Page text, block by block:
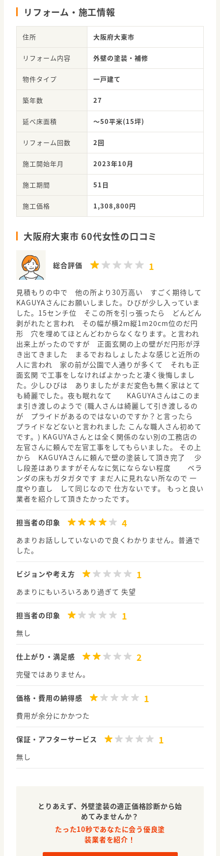
リフォーム・施工情報
住所 大阪府大東市
リフォーム内容 外壁の塗装・補修
物件タイプ 一戸建て
築年数 27
延べ床面積 ～50平米(15坪)
リフォーム回数 2回
施工開始年月 2023年10月
施工期間 51日
施工価格 1,308,800円
大阪府大東市 60代女性の口コミ
総合評価 1
見積もりの中で 他の所より30万高い すごく期待して
KAGUYAさんにお願いしました。ひびが少し入っていま
した。15センチ位 そこの所を引っ張ったら どんどん
剥がれたと言われ その幅が横2m縦1m20cm位のだ円
形 穴を埋めてほとんどわからなくなります。と言われ
出来上がったのですが 正面玄関の上の壁がだ円形が浮
き出てきました まるでおねしょしたよな感じと近所の
人に言われ 家の前が公園で人通りが多くて それも正
面玄関 で工事をしなければよかったと凄く後悔しまし
た。少しひびは ありましたがまだ変色も無く家はとて
も綺麗でした。夜も眠れなて KAGUYAさんはこのま
ま引き渡しのようで (職人さんは綺麗して引き渡しるの
が プライドがあるのではないのですか？と言ったら
プライドなどないと言われました こんな職人さん初めて
です。) KAGUYAさんとは全く関係のない別の工務店の
左官さんに頼んで左官工事をしてもらいました。 その上
から KAGUYAさんに頼んで壁の塗装して頂き完了 少
し段差はありますがそんなに気にならない程度 ベラ
ンダの床もガタガタです まだ人に見れない所なので 一
度やり直し して同じなので 仕方ないです。 もっと良い
業者を紹介して頂きたかったです。
担当者の印象 4
あまりお話ししていないので良くわかりません。普通で
した。
ビジョンや考え方 1
あまりにもいろいろあり過ぎて 失望
担当者の印象 1
無し
仕上がり・満足感 2
完璧ではありません。
価格・費用の納得感 1
費用が余分にかかつた
保証・アフターサービス 1
無し
とりあえず、外壁塗装の適正価格診断から始
めてみませんか？
たった10秒であなたに会う優良塗
装業者を紹介！